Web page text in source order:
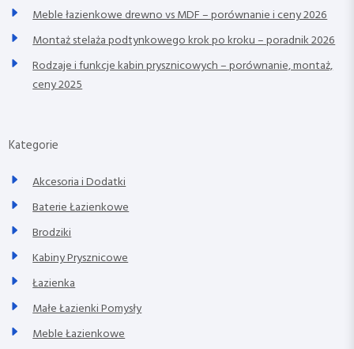
Meble łazienkowe drewno vs MDF – porównanie i ceny 2026
Montaż stelaża podtynkowego krok po kroku – poradnik 2026
Rodzaje i funkcje kabin prysznicowych – porównanie, montaż,
ceny 2025
Kategorie
Akcesoria i Dodatki
Baterie Łazienkowe
Brodziki
Kabiny Prysznicowe
Łazienka
Małe Łazienki Pomysły
Meble Łazienkowe